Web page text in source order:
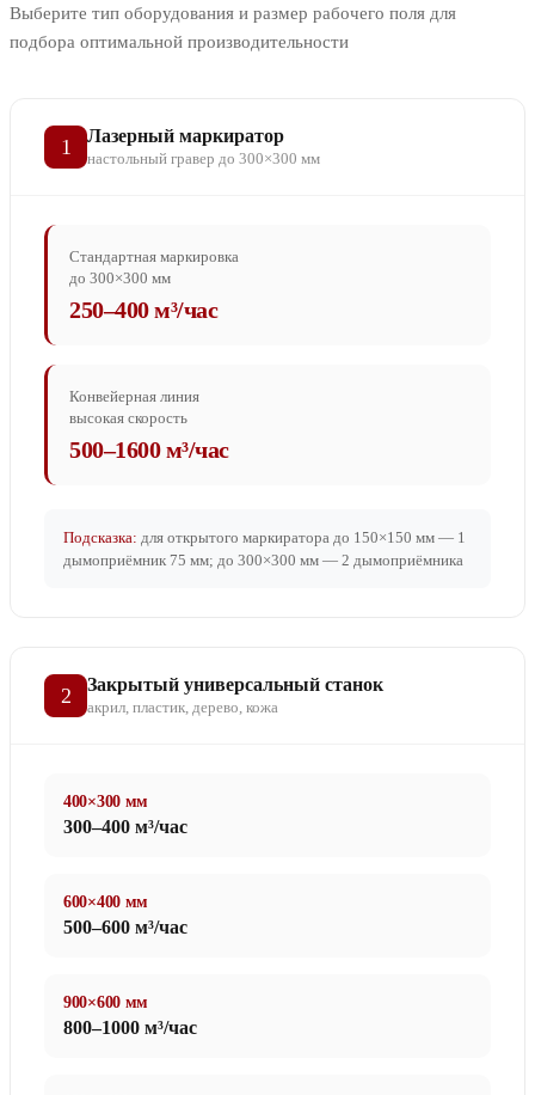
Выберите тип оборудования и размер рабочего поля для
подбора оптимальной производительности
1 Лазерный маркиратор
настольный гравер до 300×300 мм
Стандартная маркировка
до 300×300 мм
250–400 м³/час
Конвейерная линия
высокая скорость
500–1600 м³/час
Подсказка: для открытого маркиратора до 150×150 мм — 1
дымоприёмник 75 мм; до 300×300 мм — 2 дымоприёмника
2 Закрытый универсальный станок
акрил, пластик, дерево, кожа
400×300 мм
300–400 м³/час
600×400 мм
500–600 м³/час
900×600 мм
800–1000 м³/час